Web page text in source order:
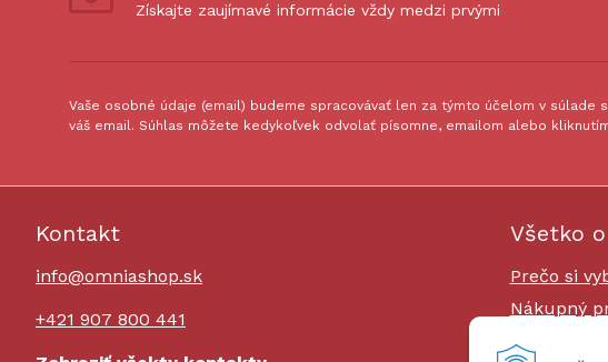
Získajte zaujímavé informácie vždy medzi prvými
Vaše osobné údaje (email) budeme spracovávať len za týmto účelom v
váš email. Súhlas môžete kedykoľvek odvolať písomne, emailom alebo
Kontakt
info@omniashop.sk
+421 907 800 441
Všetko
Prečo si
Nákupný
Platby a